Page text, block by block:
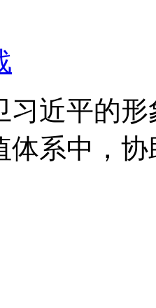
习近平的
体系中，